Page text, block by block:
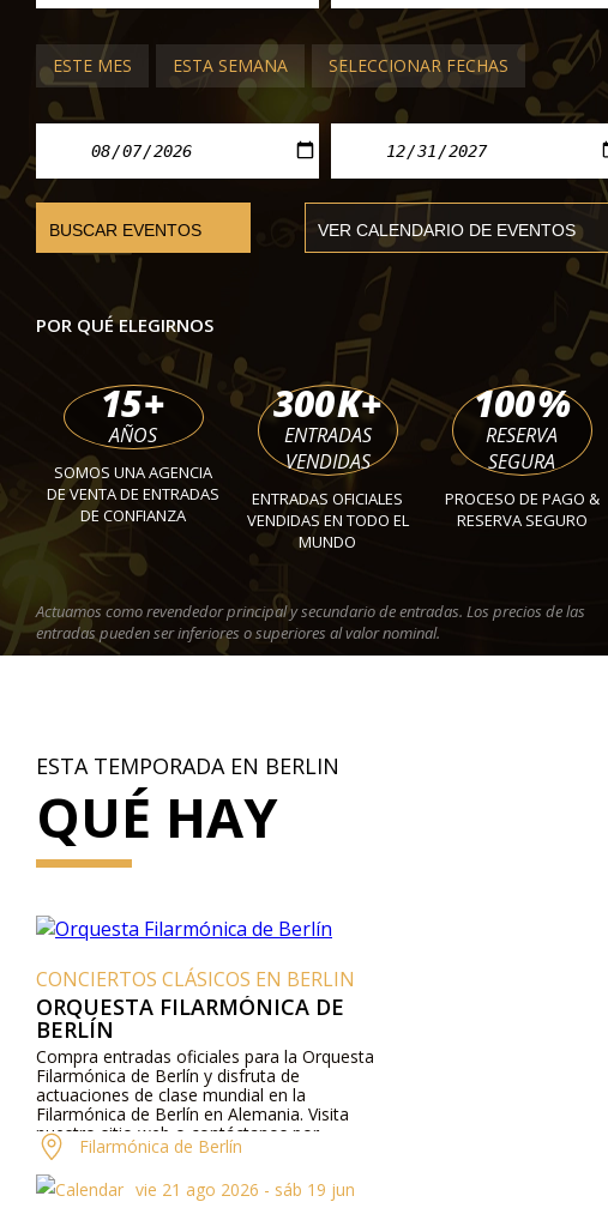
ESTE MES ESTA SEMANA SELECCIONAR FECHAS
POR QUÉ ELEGIRNOS
15+
AÑOS
SOMOS UNA AGENCIA
DE VENTA DE ENTRADAS
DE CONFIANZA
300K+
ENTRADAS
VENDIDAS
ENTRADAS OFICIALES
VENDIDAS EN TODO EL
MUNDO
100%
RESERVA
SEGURA
PROCESO DE PAGO &
RESERVA SEGURO
Actuamos como revendedor principal y secundario de entradas. Los precios de las
entradas pueden ser inferiores o superiores al valor nominal.
ÓPERA Y BALLET DE BERLÍN
Los cuentos de Hoffmann
Ópera estatal Unter den Linden
mié 03 mar 2027 - dom 14 mar 2027
ESTA TEMPORADA EN BERLIN
QUÉ HAY
CONCIERTOS CLÁSICOS EN BERLIN
ORQUESTA FILARMÓNICA DE
BERLÍN
Compra entradas oficiales para la Orquesta
Filarmónica de Berlín y disfruta de
actuaciones de clase mundial en la
Filarmónica de Berlín en Alemania. Visita
nuestro sitio web o contáctanos por
teléfono para más información sobre los
artistas, detalles del programa y precios de
las entradas.
Filarmónica de Berlín
vie 21 ago 2026 - sáb 19 jun